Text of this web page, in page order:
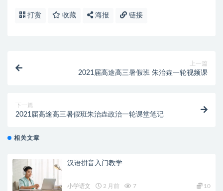
打赏 收藏 海报 链接
上一篇
2021届高途高三暑假班 朱治垚一轮视频课
下一篇
2021届高途高三暑假班朱治垚政治一轮课堂笔记
相关文章
汉语拼音入门教学
小学语文 2 月前 7 10